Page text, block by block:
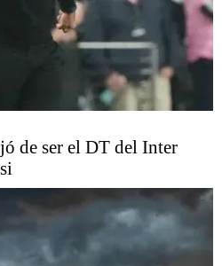
de ser el DT del Inter